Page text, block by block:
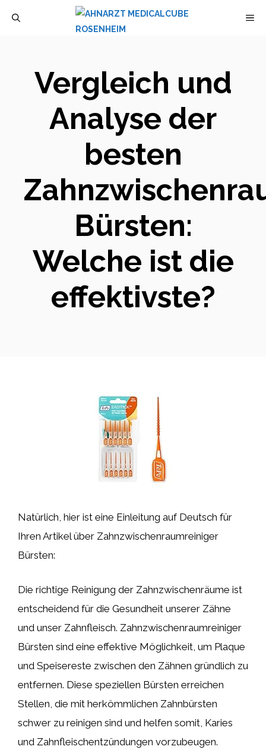
Vergleich und
Analyse der
besten
Bürsten:
Welche ist die
effektivste?
Natürlich, hier ist eine Einleitung auf Deutsch für
Ihren Artikel über Zahnzwischenraumreiniger
Bürsten:
Die richtige Reinigung der Zahnzwischenräume ist
entscheidend für die Gesundheit unserer Zähne
und unser Zahnfleisch. Zahnzwischenraumreiniger
Bürsten sind eine effektive Möglichkeit, um Plaque
und Speisereste zwischen den Zähnen gründlich zu
entfernen. Diese speziellen Bürsten erreichen
Stellen, die mit herkömmlichen Zahnbürsten
schwer zu reinigen sind und helfen somit, Karies
und Zahnfleischentzündungen vorzubeugen.